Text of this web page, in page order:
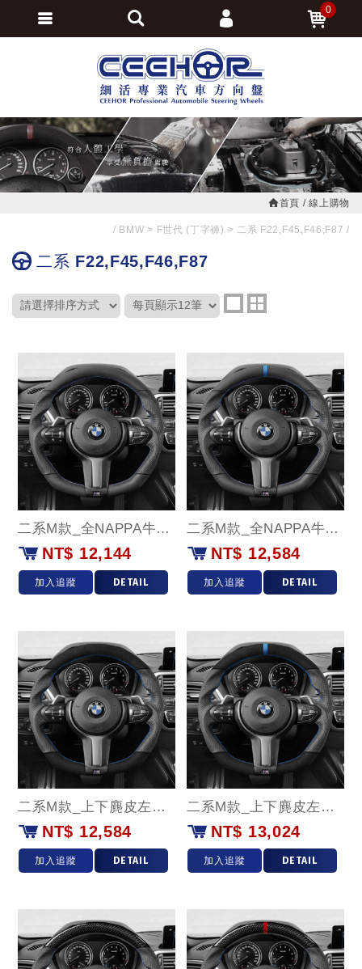
首頁 線上購物
BMW F世代 (丁字褲) 二系 F22,F45,F46,F87
二系 F22,F45,F46,F87
二系M款_全NAPPA牛皮款
NT$ 12,144
加入追蹤 DETAIL
二系M款_全NAPPA牛皮(藍環)款
NT$ 12,584
加入追蹤 DETAIL
二系M款_上下麂皮左右牛皮款
NT$ 12,584
加入追蹤 DETAIL
二系M款_上下麂皮左右牛皮(藍環)款
NT$ 13,024
加入追蹤 DETAIL
0
會員登入
會員註冊
訂單查詢
追蹤清單
繁體中文